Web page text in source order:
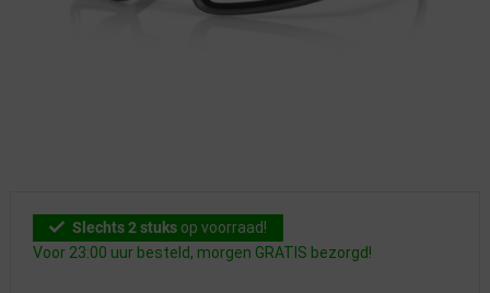
Slechts 2 stuks op voorraad!
Voor 23:00 uur besteld, morgen GRATIS bezorgd!